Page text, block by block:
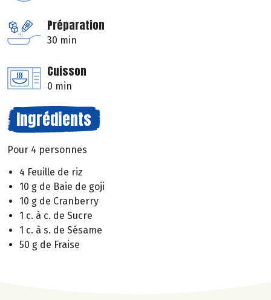
Préparation
30 min
Cuisson
0 min
Ingrédients
Pour 4 personnes
4 Feuille de riz
10 g de Baie de goji
10 g de Cranberry
1 c. à c. de Sucre
1 c. à s. de Sésame
50 g de Fraise